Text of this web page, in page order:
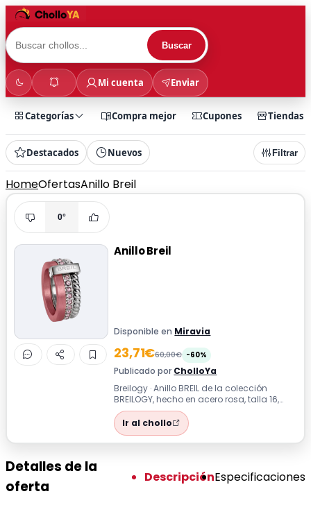
Buscar
Mi cuenta Enviar
Categorías Compra mejor Cupones Tiendas
Destacados Nuevos Filtrar
HomeOfertasAnillo Breil
0°
Anillo Breil
Disponible en Miravia
23,71€60,00€ -60%
Publicado por CholloYa
Breilogy · Anillo BREIL de la colección
BREILOGY, hecho en acero rosa, talla 16,
con piedras incrustadas. Elegante y ...
Ir al chollo
Detalles de la
oferta
DescripciónEspecificaciones